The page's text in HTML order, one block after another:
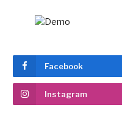
Facebook
Instagram